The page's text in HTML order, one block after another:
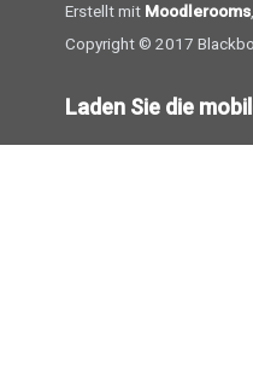
Erstellt mit Moodlerooms
Copyright © 2017
Laden Sie die